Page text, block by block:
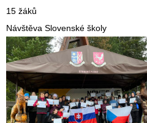
15 žáků
Návštěva Slovenské školy